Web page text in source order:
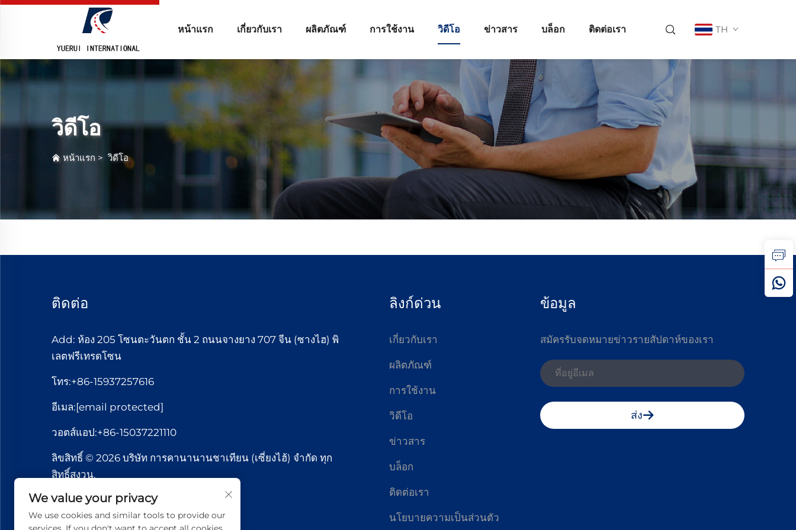
หน้าแรก เกี่ยวกับเรา ผลิตภัณฑ์ การใช้งาน วิดีโอ ข่าวสาร บล็อก ติดต่อเรา TH
วิดีโอ
หน้าแรก > วิดีโอ
ติดต่อ
Add: ห้อง 205 โซนตะวันตก ชั้น 2 ถนนจางยาง 707 จีน (ซางไฮ) พิ
เลตฟรีเทรดโซน
โทร:+86-15937257616
อีเมล:[email protected]
วอตส์แอป:+86-15037221110
ลิขสิทธิ์ © 2026 บริษัท การคานานานชาเทียน (เซี่ยงไฮ้) จำกัด ทุก
สิทธิ์สงวน.
ลิงก์ด่วน
เกี่ยวกับเรา
ผลิตภัณฑ์
การใช้งาน
วิดีโอ
ข่าวสาร
บล็อก
ติดต่อเรา
นโยบายความเป็นส่วนตัว
ข้อมูล
สมัครรับจดหมายข่าวรายสัปดาห์ของเรา
ส่ง
We value your privacy
We use cookies and similar tools to provide our